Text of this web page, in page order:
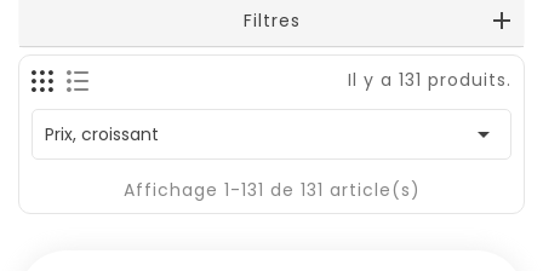
Filtres
Il y a 131 produits.
Prix, croissant 
Affichage 1-131 de 131 article(s)